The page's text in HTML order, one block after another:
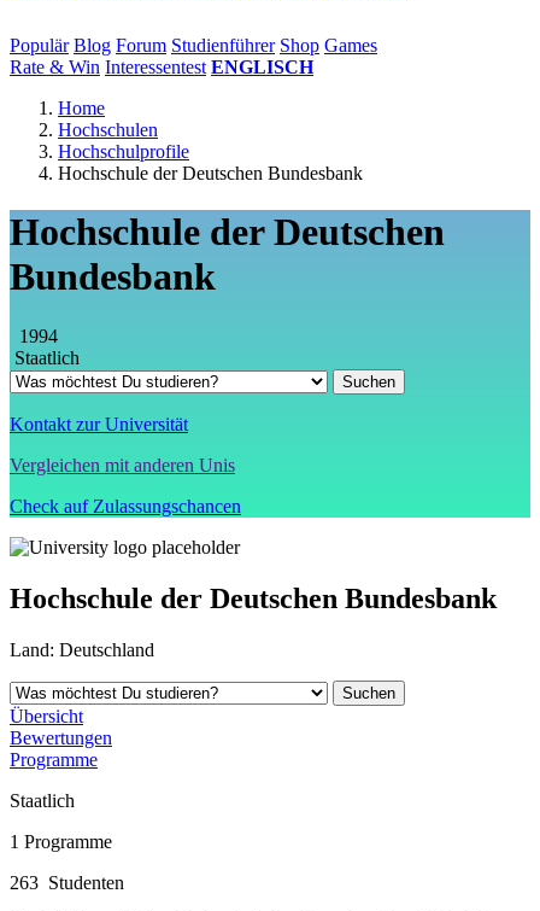
Populär Blog Forum Studienführer Shop Games
Rate & Win Interessentest ENGLISCH
Home
Hochschulen
Hochschulprofile
Hochschule der Deutschen Bundesbank
Hochschule der Deutschen
Bundesbank
1994
Staatlich
Kontakt zur Universität
Vergleichen mit anderen Unis
Check auf Zulassungschancen
Hochschule der Deutschen Bundesbank
Land: Deutschland
Übersicht
Bewertungen
Programme
Staatlich
1 Programme
263 Studenten